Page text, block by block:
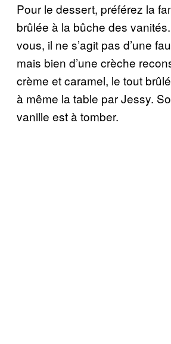
Pour le dessert, préférez la
brûlée à la bûche des
vous, il ne s’agit pas d’une
mais bien d’une crèche
crème et caramel, le tout
à même la table par Jessy.
vanille est à tomber.